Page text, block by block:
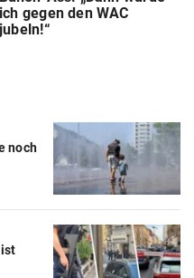
ich gegen den WAC
jubeln!“
noch
ist